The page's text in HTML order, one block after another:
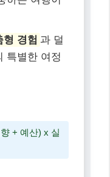
형 경험 과 덜
특별한 여정
+ 예산) x 실